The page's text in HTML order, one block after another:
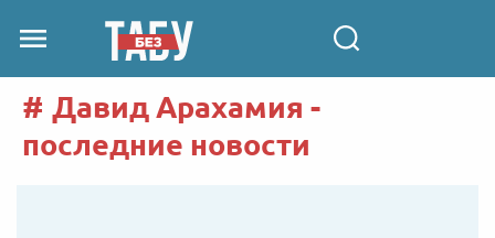
Давид Арахамия -
последние новости